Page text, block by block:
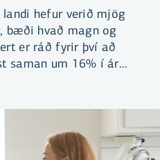
landi hefur verið mjög
bæði hvað magn og
er ráð fyrir því að
saman um 16% í ár